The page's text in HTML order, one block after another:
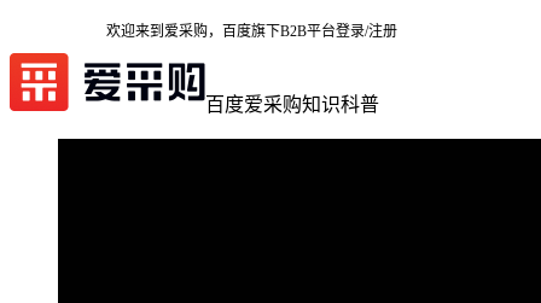
欢迎来到爱采购，百度旗下B2B平台登录/注册
百度爱采购知识科普